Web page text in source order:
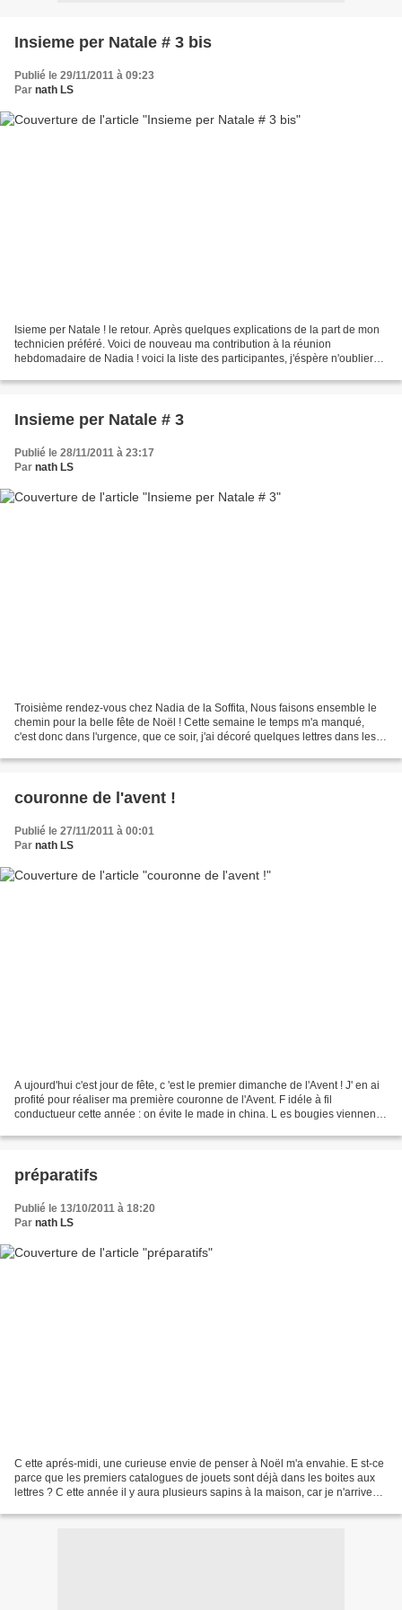
Insieme per Natale # 3 bis
Publié le 29/11/2011 à 09:23
Par nath LS
Isieme per Natale ! le retour. Après quelques explications de la part de mon
technicien préféré. Voici de nouveau ma contribution à la réunion
hebdomadaire de Nadia ! voici la liste des participantes, j'éspère n'oublier
Insieme per Natale # 3
Publié le 28/11/2011 à 23:17
Par nath LS
Troisième rendez-vous chez Nadia de la Soffita, Nous faisons ensemble le
chemin pour la belle fête de Noël ! Cette semaine le temps m'a manqué,
c'est donc dans l'urgence, que ce soir, j'ai décoré quelques lettres dans les
couronne de l'avent !
Publié le 27/11/2011 à 00:01
Par nath LS
A ujourd'hui c'est jour de fête, c 'est le premier dimanche de l'Avent ! J' en ai
profité pour réaliser ma première couronne de l'Avent. F idéle à fil
conductueur cette année : on évite le made in china. L es bougies viennent
préparatifs
Publié le 13/10/2011 à 18:20
Par nath LS
C ette aprés-midi, une curieuse envie de penser à Noël m'a envahie. E st-ce
parce que les premiers catalogues de jouets sont déjà dans les boites aux
lettres ? C ette année il y aura plusieurs sapins à la maison, car je n'arrive